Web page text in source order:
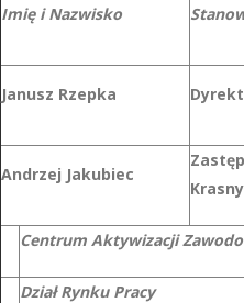
Imię i Nazwisko
Janusz Rzepka
Andrzej Jakubiec
Centrum Aktywizacji
Dział Rynku Pracy